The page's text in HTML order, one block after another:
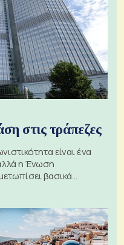
στις τράπεζες
είναι ένα
η Ένωση
βασικά